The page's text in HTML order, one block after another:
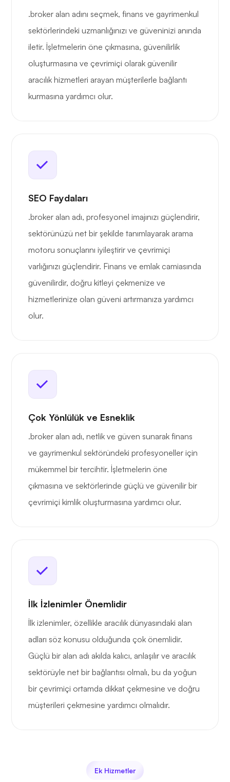
.broker alan adını seçmek, finans ve gayrimenkul
sektörlerindeki uzmanlığınızı ve güveninizi anında
iletir. İşletmelerin öne çıkmasına, güvenilirlik
oluşturmasına ve çevrimiçi olarak güvenilir
aracılık hizmetleri arayan müşterilerle bağlantı
kurmasına yardımcı olur.
SEO Faydaları
.broker alan adı, profesyonel imajınızı güçlendirir,
sektörünüzü net bir şekilde tanımlayarak arama
motoru sonuçlarını iyileştirir ve çevrimiçi
varlığınızı güçlendirir. Finans ve emlak camiasında
güvenilirdir, doğru kitleyi çekmenize ve
hizmetlerinize olan güveni artırmanıza yardımcı
olur.
Çok Yönlülük ve Esneklik
.broker alan adı, netlik ve güven sunarak finans
ve gayrimenkul sektöründeki profesyoneller için
mükemmel bir tercihtir. İşletmelerin öne
çıkmasına ve sektörlerinde güçlü ve güvenilir bir
çevrimiçi kimlik oluşturmasına yardımcı olur.
İlk İzlenimler Önemlidir
İlk izlenimler, özellikle aracılık dünyasındaki alan
adları söz konusu olduğunda çok önemlidir.
Güçlü bir alan adı akılda kalıcı, anlaşılır ve aracılık
sektörüyle net bir bağlantısı olmalı, bu da yoğun
bir çevrimiçi ortamda dikkat çekmesine ve doğru
müşterileri çekmesine yardımcı olmalıdır.
Ek Hizmetler